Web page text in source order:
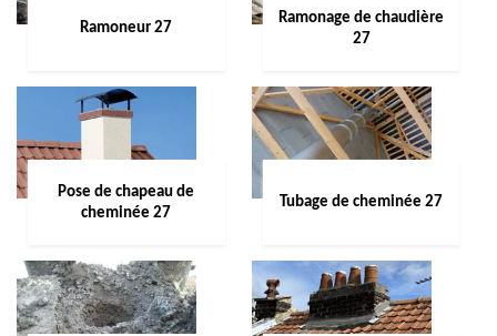
Ramoneur 27
Ramonage de chaudière
27
Pose de chapeau de
cheminée 27
Tubage de cheminée 27